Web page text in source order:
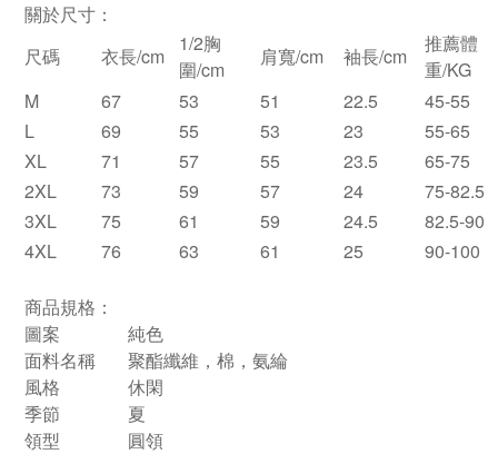
關於尺寸：
尺碼
衣長/cm
1/2胸
圍/cm
肩寬/cm 袖長/cm
推薦體
重/KG
M
67 53 51 22.5
45-55
L
69 55 53 23
55-65
XL
71 57 55 23.5
65-75
2XL
73 59 57 24
75-82.5
3XL
75 61 59 24.5
82.5-90
4XL
76 63 61 25 90-100
商品規格：
圖案
純色
面料名稱
聚酯纖維，棉，氨綸
風格
休閑
季節
夏
領型
圓領